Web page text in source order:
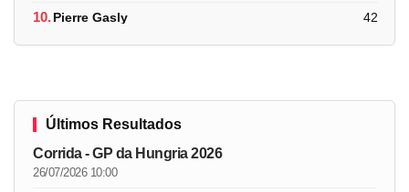
10.Pierre Gasly 42
Últimos Resultados
Corrida - GP da Hungria 2026
26/07/2026 10:00